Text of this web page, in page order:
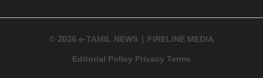
© 2026 e-TAMIL NEWS | FIRELINE MEDIA
Editorial Policy Privacy Terms